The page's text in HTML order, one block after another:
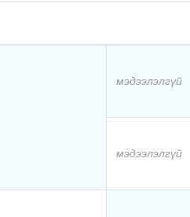
мэдээлэлгүй
мэдээлэлгүй